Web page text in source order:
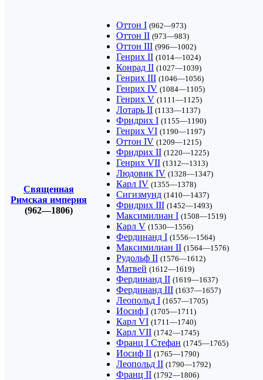
Священная
Римская империя
(962—1806)
Оттон I (962—973)
Оттон II (973—983)
Оттон III (996—1002)
Генрих II (1014—1024)
Конрад II (1027—1039)
Генрих III (1046—1056)
Генрих IV (1084—1105)
Генрих V (1111—1125)
Лотарь II (1133—1137)
Фридрих I (1155—1190)
Генрих VI (1190—1197)
Оттон IV (1209—1215)
Фридрих II (1220—1225)
Генрих VII (1312—1313)
Людовик IV (1328—1347)
Карл IV (1355—1378)
Сигизмунд (1410—1437)
Фридрих III (1452—1493)
Максимилиан I (1508—1519)
Карл V (1530—1556)
Фердинанд I (1556—1564)
Максимилиан II (1564—1576)
Рудольф II (1576—1612)
Матвей (1612—1619)
Фердинанд II (1619—1637)
Фердинанд III (1637—1657)
Леопольд I (1657—1705)
Иосиф I (1705—1711)
Карл VI (1711—1740)
Карл VII (1742—1745)
Франц I Стефан (1745—1765)
Иосиф II (1765—1790)
Леопольд II (1790—1792)
Франц II (1792—1806)